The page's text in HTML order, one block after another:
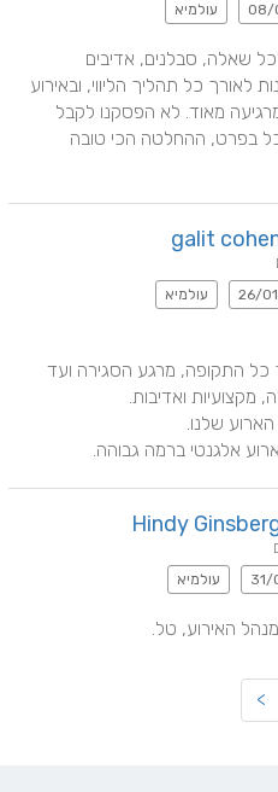
08/ עולמיא
26/ עולמיא
אלגנטי ברמה גבוהה.
31/ עולמיא
האירוע, טל.
>